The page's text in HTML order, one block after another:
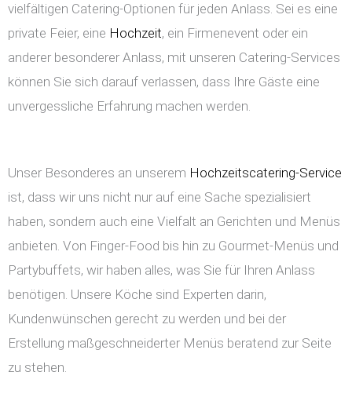
vielfältigen Catering-Optionen für jeden Anlass. Sei es eine
private Feier, eine Hochzeit, ein Firmenevent oder ein
anderer besonderer Anlass, mit unseren Catering-Services
können Sie sich darauf verlassen, dass Ihre Gäste eine
unvergessliche Erfahrung machen werden.
Unser Besonderes an unserem Hochzeitscatering-Service
ist, dass wir uns nicht nur auf eine Sache spezialisiert
haben, sondern auch eine Vielfalt an Gerichten und Menüs
anbieten. Von Finger-Food bis hin zu Gourmet-Menüs und
Partybuffets, wir haben alles, was Sie für Ihren Anlass
benötigen. Unsere Köche sind Experten darin,
Kundenwünschen gerecht zu werden und bei der
Erstellung maßgeschneiderter Menüs beratend zur Seite
zu stehen.